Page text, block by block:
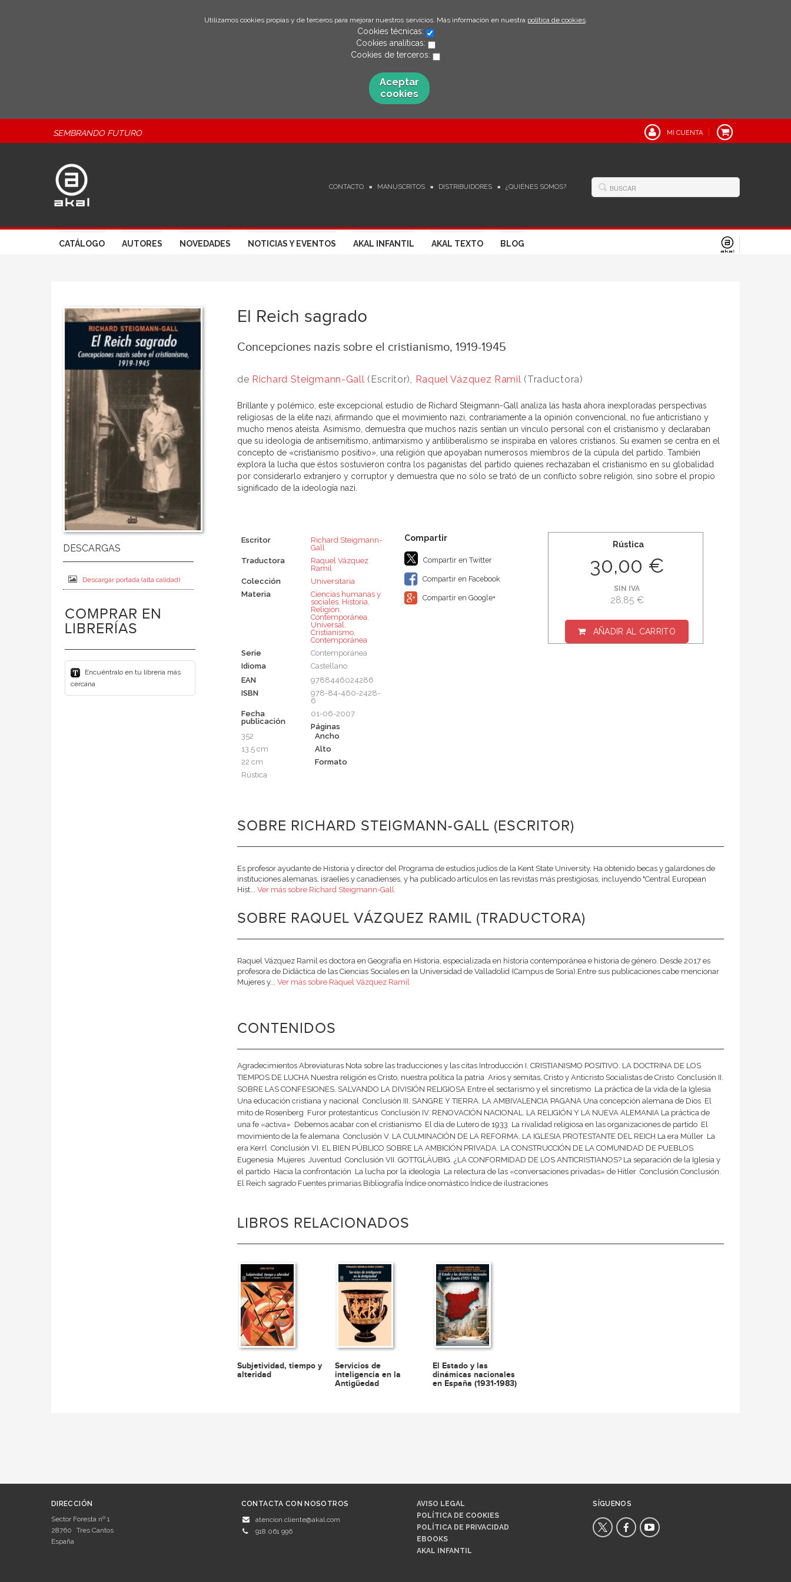
Utilizamos cookies propias y de terceros para mejorar nuestros servicios. Más información en nuestra política de cookies.
Cookies técnicas:
Cookies analíticas:
Cookies de terceros:
Aceptar
cookies
SEMBRANDO FUTURO MI CUENTA
CONTACTO MANUSCRITOS DISTRIBUIDORES ¿QUIÉNES SOMOS?
CATÁLOGO AUTORES NOVEDADES NOTICIAS Y EVENTOS AKAL INFANTIL AKAL TEXTO BLOG
Descargar portada (alta calidad)
COMPRAR EN
LIBRERÍAS
Encuéntralo en tu librería más
cercana
El Reich sagrado
Concepciones nazis sobre el cristianismo, 1919-1945
de Richard Steigmann-Gall (Escritor), Raquel Vázquez Ramil (Traductora)
Brillante y polémico, este excepcional estudio de Richard Steigmann-Gall analiza las hasta ahora inexploradas perspectivas
religiosas de la elite nazi, afirmando que el movimiento nazi, contrariamente a la opinión convencional, no fue anticristiano y
mucho menos ateísta. Asimismo, demuestra que muchos nazis sentían un vínculo personal con el cristianismo y declaraban
que su ideología de antisemitismo, antimarxismo y antiliberalismo se inspiraba en valores cristianos. Su examen se centra en el
concepto de «cristianismo positivo», una religión que apoyaban numerosos miembros de la cúpula del partido. También
explora la lucha que éstos sostuvieron contra los paganistas del partido quienes rechazaban el cristianismo en su globalidad
por considerarlo extranjero y corruptor y demuestra que no sólo se trató de un conflicto sobre religión, sino sobre el propio
significado de la ideología nazi.
Escritor
Richard Steigmann-
Gall
Traductora
Raquel Vázquez
Ramil
Colección
Universitaria
Materia
Ciencias humanas y
sociales, Historia,
Religión,
Contemporánea,
Universal,
Cristianismo,
Contemporánea
Serie
Contemporánea
Idioma
Castellano
EAN
9788446024286
ISBN
978-84-460-2428-
6
Fecha
publicación
01-06-2007
Páginas
352
Ancho
13,5 cm
Alto
22 cm
Formato
Rústica
Compartir en Twitter
Compartir en Facebook
Compartir en Google+
Rústica
30,00 €
SIN IVA
28,85 €
AÑADIR AL CARRITO
SOBRE RICHARD STEIGMANN-GALL (ESCRITOR)
Es profesor ayudante de Historia y director del Programa de estudios judíos de la Kent State University. Ha obtenido becas y galardones de
instituciones alemanas, israelíes y canadienses, y ha publicado artículos en las revistas más prestigiosas, incluyendo "Central European
Hist... Ver más sobre Richard Steigmann-Gall
SOBRE RAQUEL VÁZQUEZ RAMIL (TRADUCTORA)
Raquel Vázquez Ramil es doctora en Geografía en Historia, especializada en historia contemporánea e historia de género. Desde 2017 es
profesora de Didáctica de las Ciencias Sociales en la Universidad de Valladolid (Campus de Soria).Entre sus publicaciones cabe mencionar
Mujeres y... Ver más sobre Raquel Vázquez Ramil
CONTENIDOS
Agradecimientos Abreviaturas Nota sobre las traducciones y las citas Introducción I. CRISTIANISMO POSITIVO. LA DOCTRINA DE LOS
TIEMPOS DE LUCHA Nuestra religión es Cristo, nuestra política la patria  Arios y semitas, Cristo y Anticristo Socialistas de Cristo  Conclusión II.
SOBRE LAS CONFESIONES. SALVANDO LA DIVISIÓN RELIGIOSA Entre el sectarismo y el sincretismo  La práctica de la vida de la Iglesia 
Una educación cristiana y nacional  Conclusión III. SANGRE Y TIERRA. LA AMBIVALENCIA PAGANA Una concepción alemana de Dios  El
mito de Rosenberg  Furor protestanticus  Conclusión IV. RENOVACIÓN NACIONAL. LA RELIGIÓN Y LA NUEVA ALEMANIA La práctica de
una fe «activa»  Debemos acabar con el cristianismo  El día de Lutero de 1933  La rivalidad religiosa en las organizaciones de partido  El
movimiento de la fe alemana  Conclusión V. LA CULMINACIÓN DE LA REFORMA. LA IGLESIA PROTESTANTE DEL REICH La era Müller  La
era Kerrl  Conclusión VI. EL BIEN PÚBLICO SOBRE LA AMBICIÓN PRIVADA. LA CONSTRUCCIÓN DE LA COMUNIDAD DE PUEBLOS
Eugenesia  Mujeres  Juventud  Conclusión VII. GOTTGLÄUBIG. ¿LA CONFORMIDAD DE LOS ANTICRISTIANOS? La separación de la Iglesia y
el partido  Hacia la confrontación  La lucha por la ideología  La relectura de las «conversaciones privadas» de Hitler  Conclusión Conclusión.
El Reich sagrado Fuentes primarias Bibliografía Índice onomástico Índice de ilustraciones
LIBROS RELACIONADOS
Subjetividad, tiempo y
alteridad
Servicios de
inteligencia en la
Antigüedad
El Estado y las
dinámicas nacionales
en España (1931-1983)
DIRECCIÓN
Sector Foresta nº 1
28760
Tres Cantos
España
CONTACTA CON NOSOTROS
atencion.cliente@akal.com
918 061 996
AVISO LEGAL
POLÍTICA DE COOKIES
POLÍTICA DE PRIVACIDAD
EBOOKS
AKAL INFANTIL
SÍGUENOS